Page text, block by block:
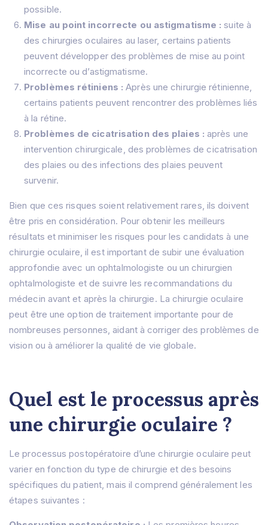
possible.
Mise au point incorrecte ou astigmatisme : suite à
des chirurgies oculaires au laser, certains patients
peuvent développer des problèmes de mise au point
incorrecte ou d’astigmatisme.
Problèmes rétiniens : Après une chirurgie rétinienne,
certains patients peuvent rencontrer des problèmes liés
à la rétine.
Problèmes de cicatrisation des plaies : après une
intervention chirurgicale, des problèmes de cicatrisation
des plaies ou des infections des plaies peuvent
survenir.
Bien que ces risques soient relativement rares, ils doivent
être pris en considération. Pour obtenir les meilleurs
résultats et minimiser les risques pour les candidats à une
chirurgie oculaire, il est important de subir une évaluation
approfondie avec un ophtalmologiste ou un chirurgien
ophtalmologiste et de suivre les recommandations du
médecin avant et après la chirurgie. La chirurgie oculaire
peut être une option de traitement importante pour de
nombreuses personnes, aidant à corriger des problèmes de
vision ou à améliorer la qualité de vie globale.
Quel est le processus après
une chirurgie oculaire ?
Le processus postopératoire d’une chirurgie oculaire peut
varier en fonction du type de chirurgie et des besoins
spécifiques du patient, mais il comprend généralement les
étapes suivantes :